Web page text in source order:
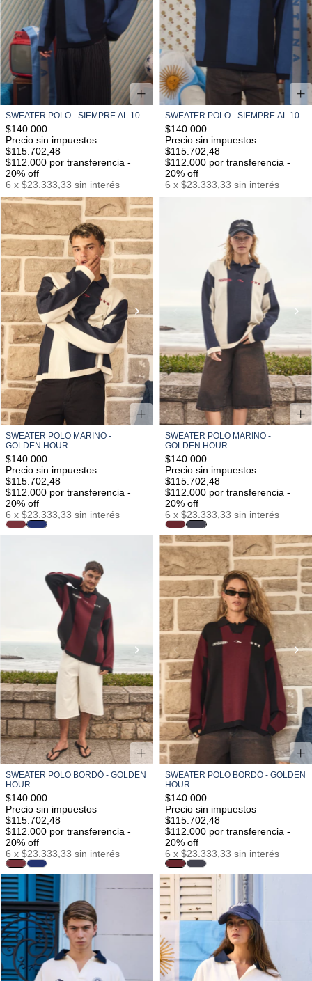
S/M M/L L/XL
SWEATER POLO - SIEMPRE AL 10
$140.000
Precio sin impuestos
$115.702,48
$112.000 por transferencia -
20% off
6 x $23.333,33 sin interés
SWEATER POLO - SIEMPRE AL 10
$140.000
Precio sin impuestos
$115.702,48
$112.000 por transferencia -
20% off
6 x $23.333,33 sin interés
SWEATER POLO MARINO -
GOLDEN HOUR
$140.000
Precio sin impuestos
$115.702,48
$112.000 por transferencia -
20% off
6 x $23.333,33 sin interés
S/M M/LL/XL
SWEATER POLO MARINO -
GOLDEN HOUR
$140.000
Precio sin impuestos
$115.702,48
$112.000 por transferencia -
20% off
6 x $23.333,33 sin interés
S/M L/XL
SWEATER POLO BORDÓ - GOLDEN
HOUR
$140.000
Precio sin impuestos
$115.702,48
$112.000 por transferencia -
20% off
6 x $23.333,33 sin interés
S/M L/XL
SWEATER POLO BORDÓ - GOLDEN
HOUR
$140.000
Precio sin impuestos
$115.702,48
$112.000 por transferencia -
20% off
6 x $23.333,33 sin interés